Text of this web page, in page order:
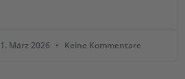
1. März 2026 Keine Kommentare